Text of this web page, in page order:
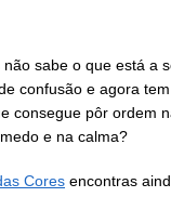
sabe o que está a
confusão e agora
consegue pôr ordem
e na calma?
Cores encontras